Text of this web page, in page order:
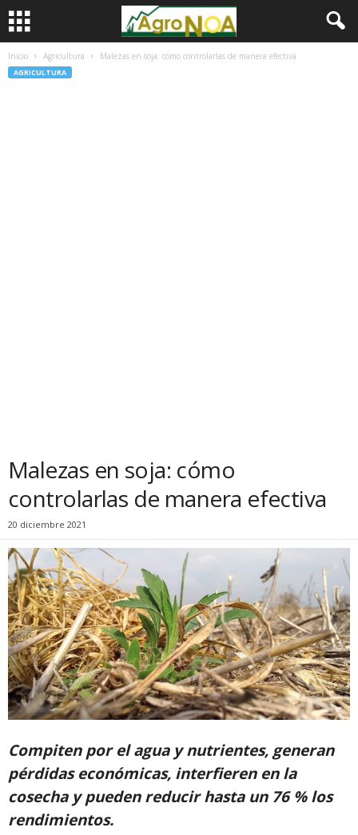
Inicio Agricultura Malezas en soja: cómo controlarlas de manera efectiva
AGRICULTURA
Malezas en soja: cómo
controlarlas de manera efectiva
20 diciembre 2021
Compiten por el agua y nutrientes, generan
pérdidas económicas, interfieren en la
cosecha y pueden reducir hasta un 76 % los
rendimientos.